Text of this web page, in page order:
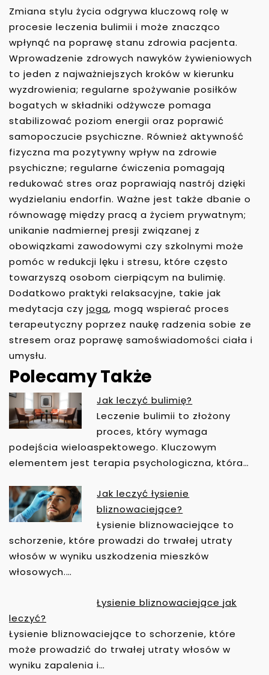
Zmiana stylu życia odgrywa kluczową rolę w
procesie leczenia bulimii i może znacząco
wpłynąć na poprawę stanu zdrowia pacjenta.
Wprowadzenie zdrowych nawyków żywieniowych
to jeden z najważniejszych kroków w kierunku
wyzdrowienia; regularne spożywanie posiłków
bogatych w składniki odżywcze pomaga
stabilizować poziom energii oraz poprawić
samopoczucie psychiczne. Również aktywność
fizyczna ma pozytywny wpływ na zdrowie
psychiczne; regularne ćwiczenia pomagają
redukować stres oraz poprawiają nastrój dzięki
wydzielaniu endorfin. Ważne jest także dbanie o
równowagę między pracą a życiem prywatnym;
unikanie nadmiernej presji związanej z
obowiązkami zawodowymi czy szkolnymi może
pomóc w redukcji lęku i stresu, które często
towarzyszą osobom cierpiącym na bulimię.
Dodatkowo praktyki relaksacyjne, takie jak
medytacja czy joga, mogą wspierać proces
terapeutyczny poprzez naukę radzenia sobie ze
stresem oraz poprawę samoświadomości ciała i
umysłu.
Polecamy Także
Jak leczyć bulimię?
Leczenie bulimii to złożony
proces, który wymaga
podejścia wieloaspektowego. Kluczowym
elementem jest terapia psychologiczna, która…
Jak leczyć łysienie
bliznowaciejące?
Łysienie bliznowaciejące to
schorzenie, które prowadzi do trwałej utraty
włosów w wyniku uszkodzenia mieszków
włosowych.…
Łysienie bliznowaciejące jak
leczyć?
Łysienie bliznowaciejące to schorzenie, które
może prowadzić do trwałej utraty włosów w
wyniku zapalenia i…
N
A
W
I
A
C
J
A
W
P
I